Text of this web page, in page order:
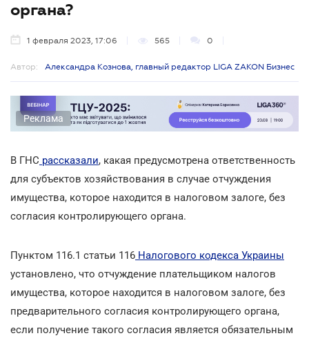
органа?
1 февраля 2023, 17:06 565 0
Автор: Александра Кознова, главный редактор LIGA ZAKON Бизнес
Реклама
В ГНС рассказали, какая предусмотрена ответственность
для субъектов хозяйствования в случае отчуждения
имущества, которое находится в налоговом залоге, без
согласия контролирующего органа.
Пунктом 116.1 статьи 116 Налогового кодекса Украины
установлено, что отчуждение плательщиком налогов
имущества, которое находится в налоговом залоге, без
предварительного согласия контролирующего органа,
если получение такого согласия является обязательным